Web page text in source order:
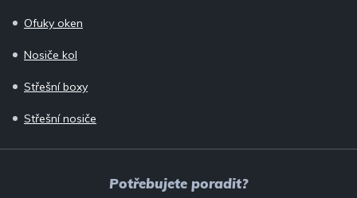
Ofuky oken
Nosiče kol
Střešní boxy
Střešní nosiče
Potřebujete poradit?